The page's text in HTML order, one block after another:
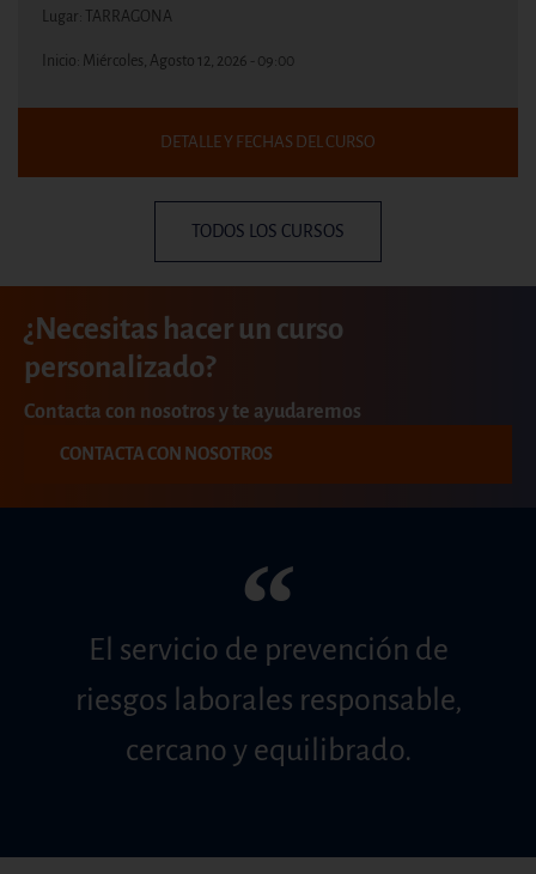
Lugar: TARRAGONA
Inicio: Miércoles, Agosto 12, 2026 - 09:00
DETALLE Y FECHAS DEL CURSO
TODOS LOS CURSOS
¿Necesitas hacer un curso
personalizado?
Contacta con nosotros y te ayudaremos
CONTACTA CON NOSOTROS
“
El servicio de prevención de
riesgos laborales responsable,
cercano y equilibrado.